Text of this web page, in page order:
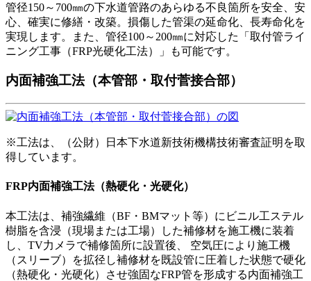
管径150～700㎜の下水道管路のあらゆる不良箇所を安全、安
心、確実に修繕・改築。損傷した管渠の延命化、長寿命化を
実現します。また、管径100～200㎜に対応した「取付管ライ
ニング工事（FRP光硬化工法）」も可能です。
内面補強工法（本管部・取付菅接合部）
※工法は、（公財）日本下水道新技術機構技術審査証明を取
得しています。
FRP内面補強工法（熱硬化・光硬化）
本工法は、補強繊維（BF・BMマット等）にビニル工ステル
樹脂を含浸（現場または工場）した補修材を施工機に装着
し、TV力メラで補修箇所に設置後、 空気圧により施工機
（スリーブ）を拡径し補修材を既設管に圧着した状態で硬化
（熱硬化・光硬化）させ強固なFRP管を形成する内面補強工